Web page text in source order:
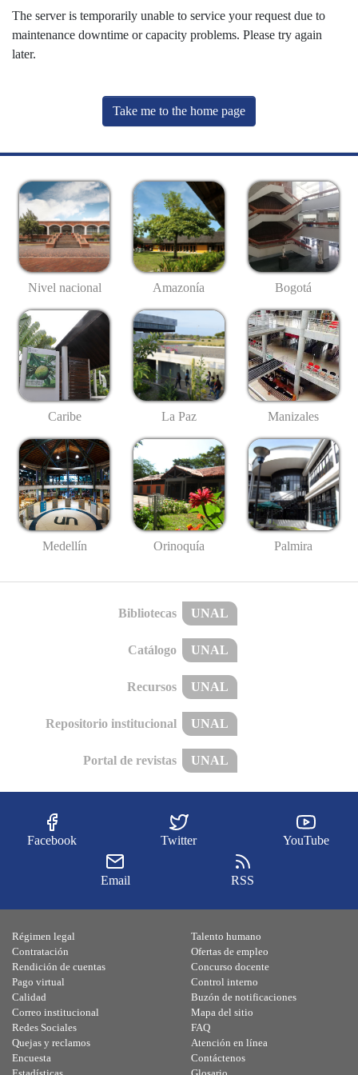
The server is temporarily unable to service your request due to
maintenance downtime or capacity problems. Please try again
later.
Take me to the home page
Nivel nacional Amazonía Bogotá
Caribe La Paz Manizales
Medellín Orinoquía Palmira
Bibliotecas UNAL
Catálogo UNAL
Recursos UNAL
Repositorio institucional UNAL
Portal de revistas UNAL
Facebook Twitter YouTube
Email RSS
Régimen legal
Contratación
Rendición de cuentas
Pago virtual
Calidad
Talento humano
Ofertas de empleo
Concurso docente
Control interno
Buzón de notificaciones
Correo institucional
Redes Sociales
Quejas y reclamos
Encuesta
Mapa del sitio
FAQ
Atención en línea
Contáctenos